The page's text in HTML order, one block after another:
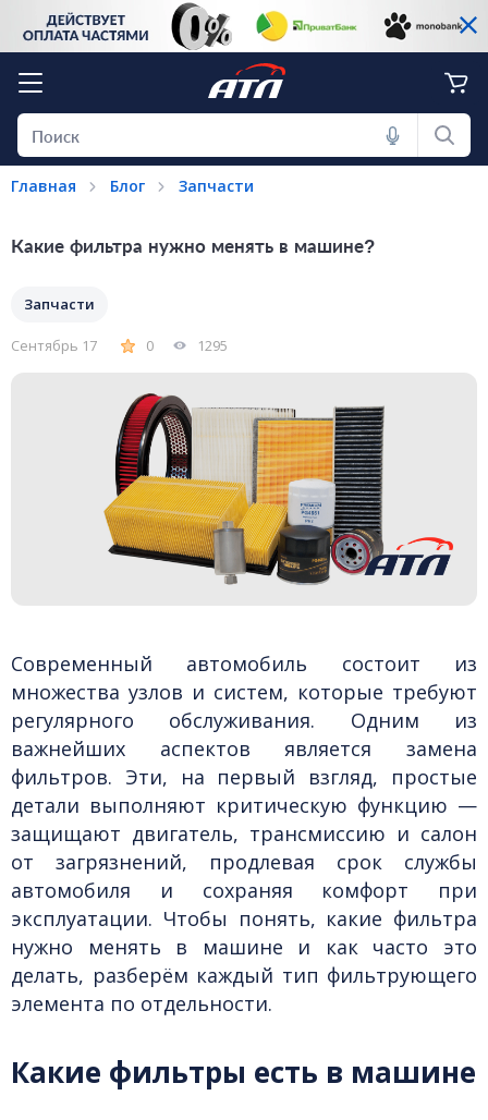
Главная Блог Запчасти
Какие фильтра нужно менять в машине?
Запчасти
Сентябрь 17 0 1295
Современный автомобиль состоит из
множества узлов и систем, которые требуют
регулярного обслуживания. Одним из
важнейших аспектов является замена
фильтров. Эти, на первый взгляд, простые
детали выполняют критическую функцию —
защищают двигатель, трансмиссию и салон
от загрязнений, продлевая срок службы
автомобиля и сохраняя комфорт при
эксплуатации. Чтобы понять, какие фильтра
нужно менять в машине и как часто это
делать, разберём каждый тип фильтрующего
элемента по отдельности.
Какие фильтры есть в машине
Техпомощь Инструменты и оборудование